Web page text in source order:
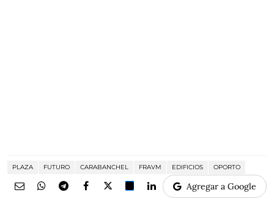
PLAZA FUTURO CARABANCHEL FRAVM EDIFICIOS OPORTO
Agregar a Google